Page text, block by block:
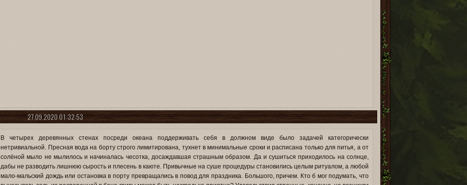
27.09.2020 01:32:53
В четырех деревянных стенах посреди океана поддерживать себя в должном виде было задачей категорически
нетривиальной. Пресная вода на борту строго лимитирована, тухнет в минимальные сроки и расписана только для питья, а от
солёной мыло не мылилось и начиналась чесотка, досаждавшая страшным образом. Да и сушиться приходилось на солнце,
дабы не разводить лишнюю сырость и плесень в каюте. Привычные на суше процедуры становились целым ритуалом, а любой
мало-мальский дождь или остановка в порту превращались в повод для праздника. Большого, причем. Кто б мог подумать, что